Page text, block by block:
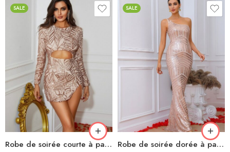
SALE
Robe de soirée courte à paillettes découpe manches longues blanche et dorée
SALE
Robe de soirée dorée à paillettes asymétrique sans manches longue sirène